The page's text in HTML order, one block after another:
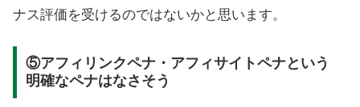
ナス評価を受けるのではないかと思います。
⑤アフィリンクペナ・アフィサイトペナという
明確なペナはなさそう